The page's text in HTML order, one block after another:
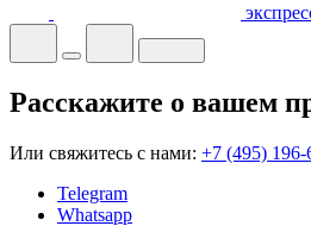
Расскажите о вашем
Или свяжитесь с нами: +7 (495) 196-
Telegram
Whatsapp